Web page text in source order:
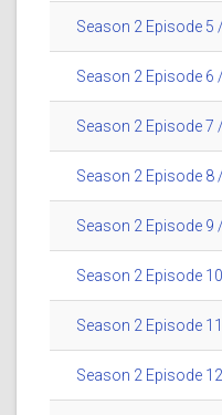
Season 2 Episode 5
Season 2 Episode 6
Season 2 Episode 7
Season 2 Episode 8
Season 2 Episode 9
Season 2 Episode
Season 2 Episode
Season 2 Episode